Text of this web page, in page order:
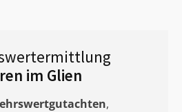
im Glien
,